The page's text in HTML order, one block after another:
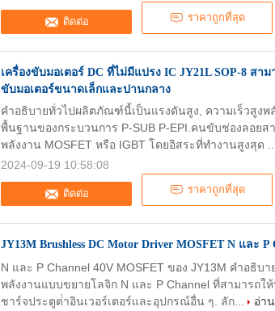
ติดต่อ ราคาถูกที่สุด
เครื่องขับมอเตอร์ DC ที่ไม่มีแปรง IC JY21L SOP-8 สา
ขับมอเตอร์ขนาดเล็กและปานกลาง
ติดต่อ ราคาถูกที่สุด
คําอธิบายทั่วไปผลิตภัณฑ์นี้เป็นแรงดันสูง, ความเร็วสูงพ
พื้นฐานของกระบวนการ P-SUB P-EPI.คนขับช่องลอยส
พลังงาน MOSFET หรือ IGBT โดยอิสระที่ทํางานสูงสุด ...
2024-09-19 10:58:08
JY13M Brushless DC Motor Driver MOSFET N และ
N และ P Channel 40V MOSFET ของ JY13M คําอธิบ
พลังงานแบบขยายโลจิก N และ P Channel ที่สามารถใ
ชาร์จประตูต่ําอินเวอร์เตอร์และอุปกรณ์อื่น ๆ. ลัก...
อ่า